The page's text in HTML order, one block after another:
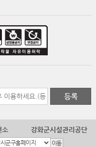
소 강화군시설관리공단